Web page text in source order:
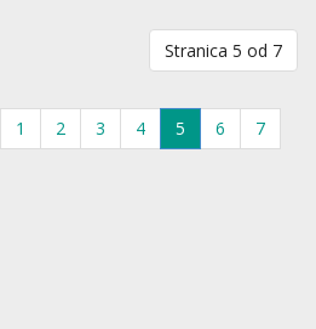
Stranica 5 od 7
1 2 3 4 5 6
7